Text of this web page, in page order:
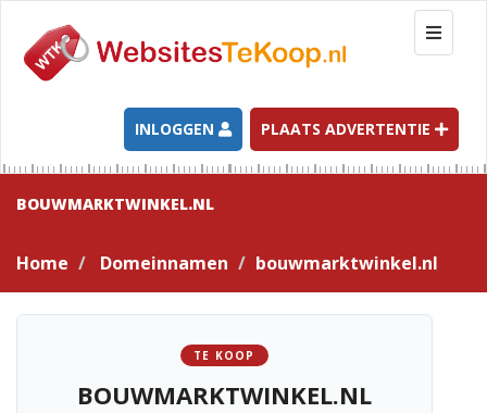
T
o
g
l
e
n
g
a
t
INLOGGEN PLAATS ADVERTENTIE
BOUWMARKTWINKEL.NL
Home Domeinnamen bouwmarktwinkel.nl
TE KOOP
BOUWMARKTWINKEL.NL